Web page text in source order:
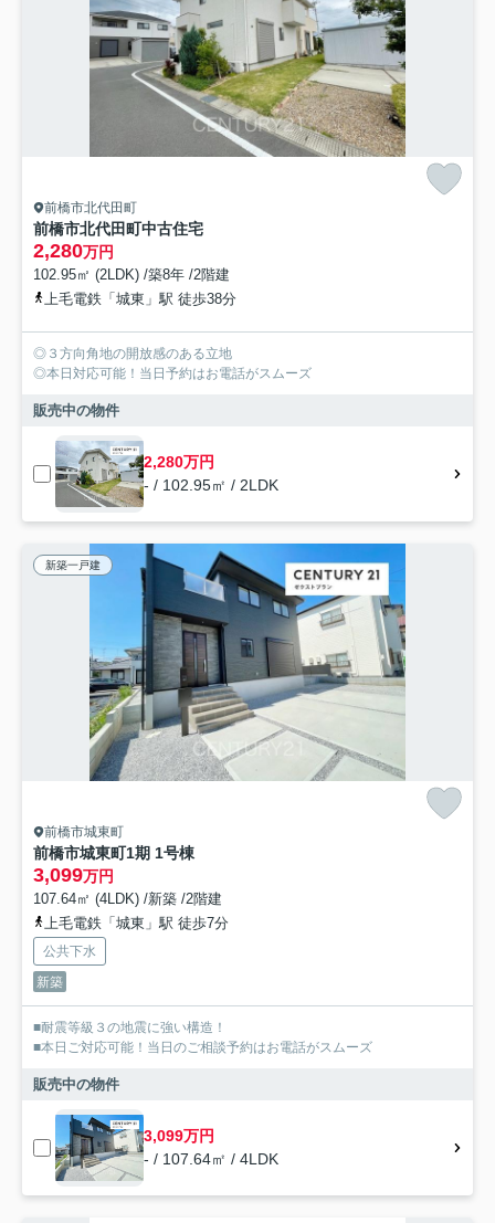
前橋市北代田町
前橋市北代田町中古住宅
2,280万円
102.95㎡ (2LDK) /築8年 /2階建
上毛電鉄「城東」駅 徒歩38分
◎３方向角地の開放感のある立地
◎本日対応可能！当日予約はお電話がスムーズ
販売中の物件
2,280万円
- / 102.95㎡ / 2LDK
新築一戸建
前橋市城東町
前橋市城東町1期 1号棟
3,099万円
107.64㎡ (4LDK) /新築 /2階建
上毛電鉄「城東」駅 徒歩7分
公共下水
新築
■耐震等級３の地震に強い構造！
■本日ご対応可能！当日のご相談予約はお電話がスムーズ
販売中の物件
3,099万円
- / 107.64㎡ / 4LDK